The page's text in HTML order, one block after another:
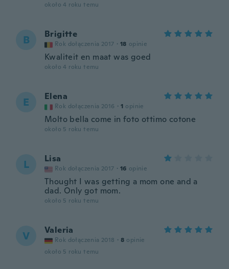
około 4 roku temu
B Brigitte
Rok dołączenia 2017 · 18 opinie
Kwaliteit en maat was goed
około 4 roku temu
E Elena
Rok dołączenia 2016 · 1 opinie
Molto bella come in foto ottimo cotone
około 5 roku temu
L Lisa
Rok dołączenia 2017 · 16 opinie
Thought I was getting a mom one and a
dad. Only got mom.
około 5 roku temu
V Valeria
Rok dołączenia 2018 · 8 opinie
około 5 roku temu